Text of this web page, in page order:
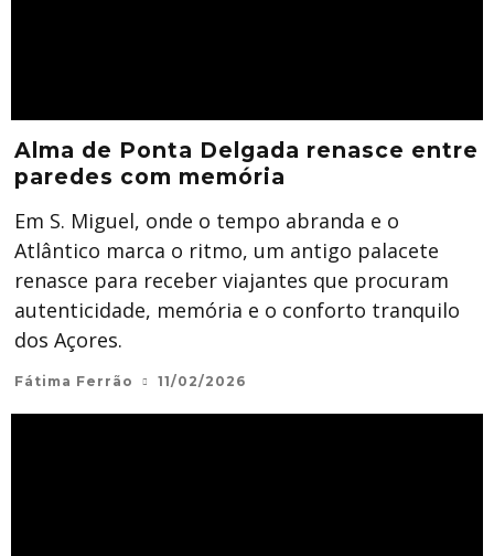
Alma de Ponta Delgada renasce entre
paredes com memória
Em S. Miguel, onde o tempo abranda e o
Atlântico marca o ritmo, um antigo palacete
renasce para receber viajantes que procuram
autenticidade, memória e o conforto tranquilo
dos Açores.
Fátima Ferrão 11/02/2026